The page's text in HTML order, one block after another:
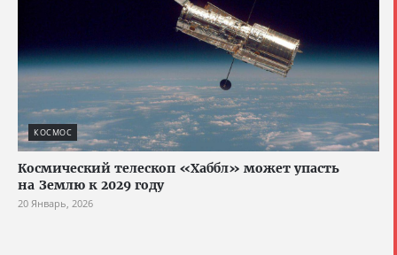
КОСМОС
Космический телескоп «Хаббл» может упасть
на Землю к 2029 году
20 Январь, 2026